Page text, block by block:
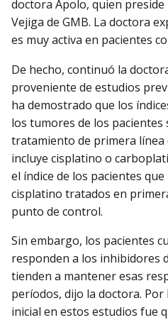
doctora Apolo, quien preside
Vejiga de GMB. La doctora
es muy activa en pacientes
De hecho, continuó la
proveniente de estudios
ha demostrado que los
los tumores de los pacientes
tratamiento de primera
incluye cisplatino o
el índice de los pacientes
cisplatino tratados en
punto de control.
Sin embargo, los pacientes
responden a los inhibidores
tienden a mantener esas
períodos, dijo la doctora.
inicial en estos estudios fue